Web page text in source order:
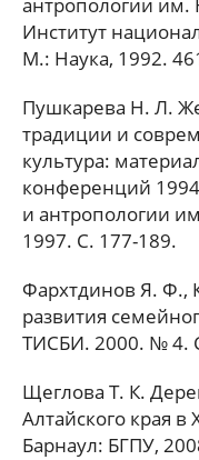
антропологии
Институт
М.: Наука, 1992.
Пушкарева Н. Л.
традиции и
культура:
конференций
и антропологии
1997. С. 177-189.
Фархтдинов Я. Ф.,
развития
ТИСБИ. 2000. № 4.
Щеглова Т. К.
Алтайского края в
Барнаул: БГПУ,